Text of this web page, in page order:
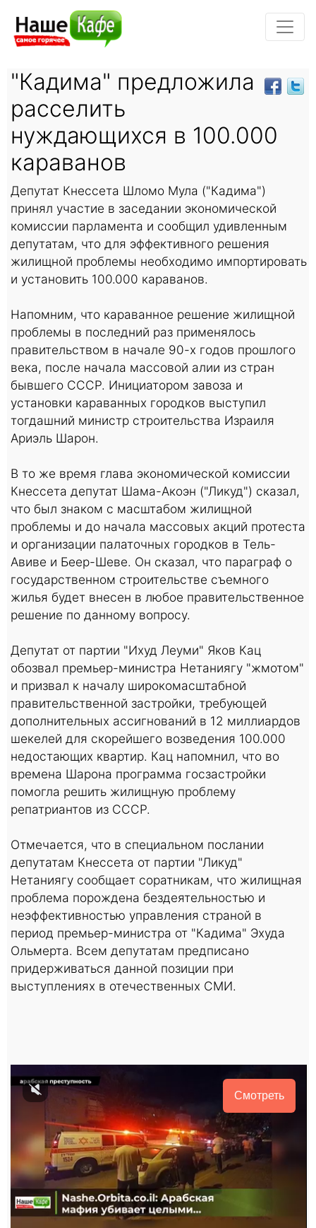
"Кадима" предложила
расселить
нуждающихся в 100.000
караванов
Депутат Кнессета Шломо Мула ("Кадима")
принял участие в заседании экономической
комиссии парламента и сообщил удивленным
депутатам, что для эффективного решения
жилищной проблемы необходимо импортировать
и установить 100.000 караванов.
Напомним, что караванное решение жилищной
проблемы в последний раз применялось
правительством в начале 90-х годов прошлого
века, после начала массовой алии из стран
бывшего СССР. Инициатором завоза и
установки караванных городков выступил
тогдашний министр строительства Израиля
Ариэль Шарон.
В то же время глава экономической комиссии
Кнессета депутат Шама-Акоэн ("Ликуд") сказал,
что был знаком с масштабом жилищной
проблемы и до начала массовых акций протеста
и организации палаточных городков в Тель-
Авиве и Беер-Шеве. Он сказал, что параграф о
государственном строительстве съемного
жилья будет внесен в любое правительственное
решение по данному вопросу.
Депутат от партии "Ихуд Леуми" Яков Кац
обозвал премьер-министра Нетаниягу "жмотом"
и призвал к началу широкомасштабной
правительственной застройки, требующей
дополнительных ассигнований в 12 миллиардов
шекелей для скорейшего возведения 100.000
недостающих квартир. Кац напомнил, что во
времена Шарона программа госзастройки
помогла решить жилищную проблему
репатриантов из СССР.
Отмечается, что в специальном послании
депутатам Кнессета от партии "Ликуд"
Нетаниягу сообщает соратникам, что жилищная
проблема порождена бездеятельностью и
неэффективностью управления страной в
период премьер-министра от "Кадима" Эхуда
Ольмерта. Всем депутатам предписано
придерживаться данной позиции при
выступлениях в отечественных СМИ.
Смотреть